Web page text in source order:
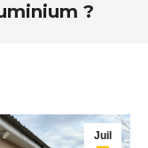
?
Juil